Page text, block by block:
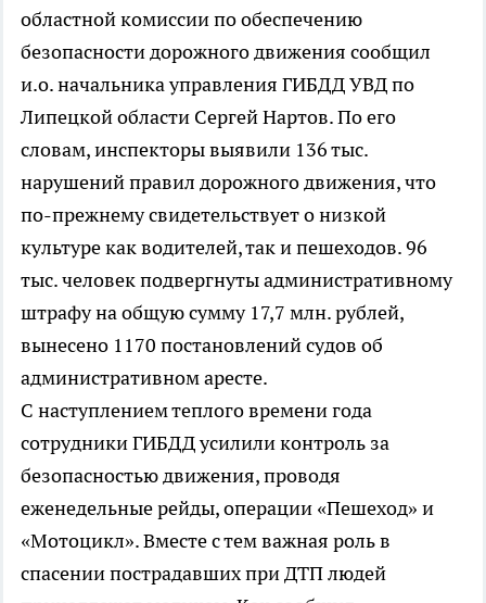
областной комиссии по обеспечению
безопасности дорожного движения сообщил
и.о. начальника управления ГИБДД УВД по
Липецкой области Сергей Нартов. По его
словам, инспекторы выявили 136 тыс.
нарушений правил дорожного движения, что
по-прежнему свидетельствует о низкой
культуре как водителей, так и пешеходов. 96
тыс. человек подвергнуты административному
штрафу на общую сумму 17,7 млн. рублей,
вынесено 1170 постановлений судов об
административном аресте.
С наступлением теплого времени года
сотрудники ГИБДД усилили контроль за
безопасностью движения, проводя
еженедельные рейды, операции «Пешеход» и
«Мотоцикл». Вместе с тем важная роль в
спасении пострадавших при ДТП людей